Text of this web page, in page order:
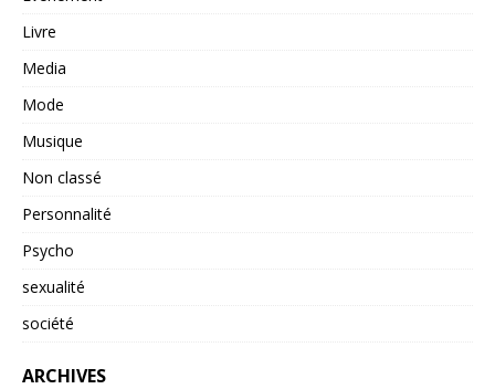
Livre
Media
Mode
Musique
Non classé
Personnalité
Psycho
sexualité
société
ARCHIVES